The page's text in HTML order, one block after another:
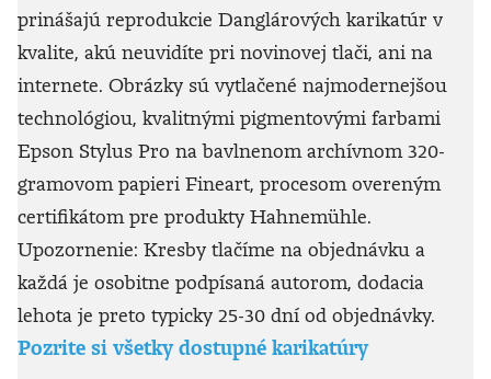
prinášajú reprodukcie Danglárových karikatúr v
kvalite, akú neuvidíte pri novinovej tlači, ani na
internete. Obrázky sú vytlačené najmodernejšou
technológiou, kvalitnými pigmentovými farbami
Epson Stylus Pro na bavlnenom archívnom 320-
gramovom papieri Fineart, procesom overeným
certifikátom pre produkty Hahnemühle.
Upozornenie: Kresby tlačíme na objednávku a
každá je osobitne podpísaná autorom, dodacia
lehota je preto typicky 25-30 dní od objednávky.
Pozrite si všetky dostupné karikatúry